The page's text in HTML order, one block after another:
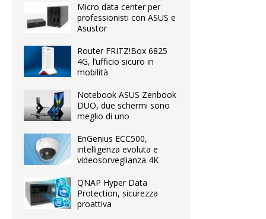
Micro data center per
professionisti con ASUS e
Asustor
Router FRITZ!Box 6825
4G, l’ufficio sicuro in
mobilità
Notebook ASUS Zenbook
DUO, due schermi sono
meglio di uno
EnGenius ECC500,
intelligenza evoluta e
videosorveglianza 4K
QNAP Hyper Data
Protection, sicurezza
proattiva